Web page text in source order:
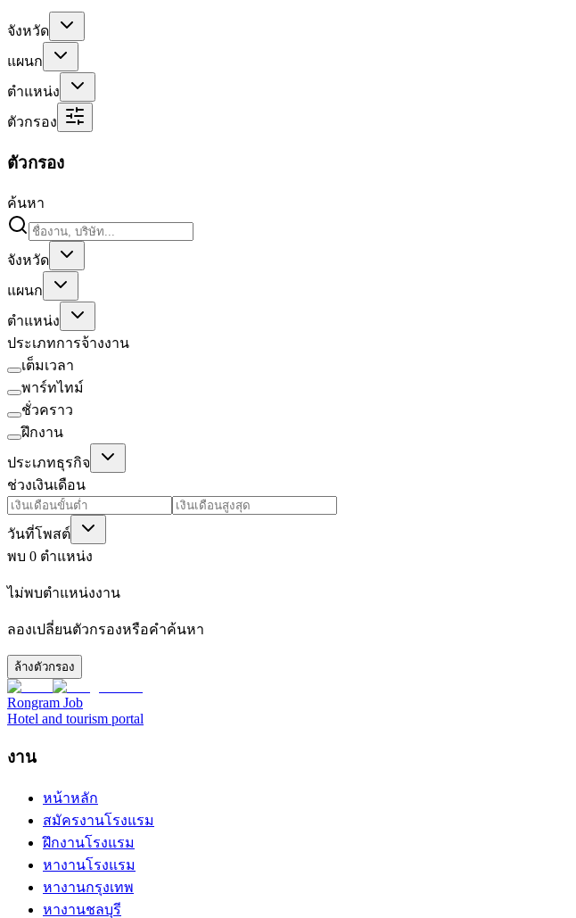
จังหวัด
แผนก
ตำแหน่ง
ตัวกรอง
ตัวกรอง
ค้นหา
จังหวัด
แผนก
ตำแหน่ง
ประเภทการจ้างงาน
เต็มเวลา
พาร์ทไทม์
ชั่วคราว
ฝึกงาน
ประเภทธุรกิจ
ช่วงเงินเดือน
วันที่โพสต์
พบ 0 ตำแหน่ง
ไม่พบตำแหน่งงาน
ลองเปลี่ยนตัวกรองหรือคำค้นหา
ล้างตัวกรอง
Rongram Job
Hotel and tourism portal
งาน
หน้าหลัก
สมัครงานโรงแรม
ฝึกงานโรงแรม
หางานโรงแรม
หางานกรุงเทพ
หางานชลบุรี